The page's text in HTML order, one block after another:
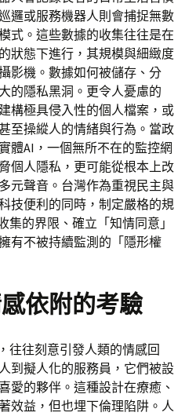
邏或服務機器人則會捕捉無數
式。這些數據的收集往往是在
狀態下進行，其規模與細緻度
影機。數據如何被儲存、分
的隱私黑洞。更令人憂慮的
構極具侵入性的個人檔案，或
至操縱人的情緒與行為。當政
體AI，一個無所不在的監控網
個人隱私，更可能從根本上改
元聲音。台灣作為重視民主與
技便利的同時，制定嚴格的規
集的界限、確立「知情同意」
有不被持續監測的「隱形權
依附的考驗
往往刻意引發人類的情感回
到擬人化的服務員，它們被設
愛的夥伴。這種設計在療癒、
效益，但也埋下倫理陷阱。人